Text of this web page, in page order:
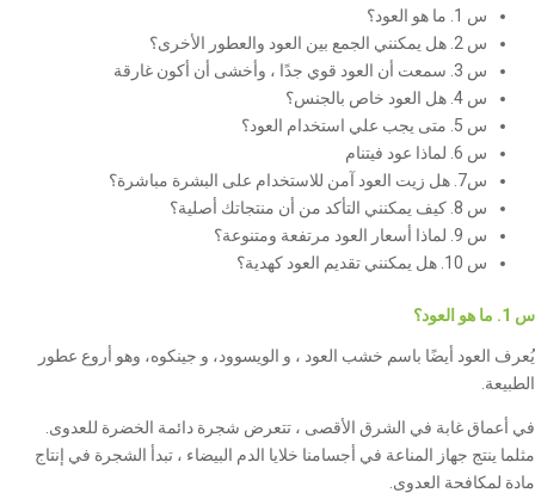
س 1. ما هو العود؟
س 2. هل يمكنني الجمع بين العود والعطور الأخرى؟
س 3. سمعت أن العود قوي جدًا ، وأخشى أن أكون غارقة
س 4. هل العود خاص بالجنس؟
س 5. متى يجب علي استخدام العود؟
س 6. لماذا عود فيتنام
س7. هل زيت العود آمن للاستخدام على البشرة مباشرة؟
س 8. كيف يمكنني التأكد من أن منتجاتك أصلية؟
س 9. لماذا أسعار العود مرتفعة ومتنوعة؟
س 10. هل يمكنني تقديم العود كهدية؟
س 1. ما هو العود؟
يُعرف العود أيضًا باسم خشب العود ، و الويسوود، و جينكوه، وهو أروع عطور
الطبيعة.
في أعماق غابة في الشرق الأقصى ، تتعرض شجرة دائمة الخضرة للعدوى.
مثلما ينتج جهاز المناعة في أجسامنا خلايا الدم البيضاء ، تبدأ الشجرة في إنتاج
مادة لمكافحة العدوى.